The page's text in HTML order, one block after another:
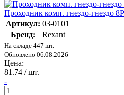
Проходник комп. гнездо-гнездо
Артикул: 03-0101
Бренд:
Rexant
На складе 447 шт.
Обновлено 06.08.2026
Цена:
81.74 / шт.
-